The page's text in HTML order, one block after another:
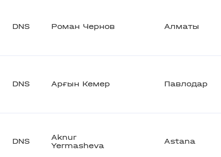
DNS Роман Чернов Алматы
DNS Арғын Кемер Павлодар
DNS
Aknur
Yermasheva
Astana